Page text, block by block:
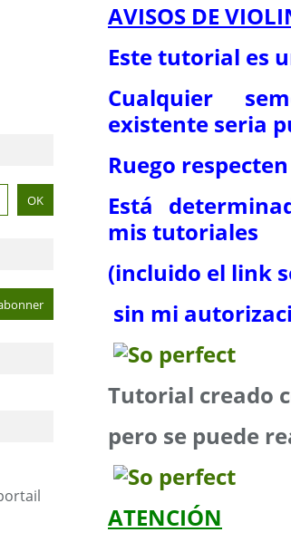
AVISOS DE
Este tutorial es
Cualquier
existente seria
Ruego
Está
mis tutoriales
(incluido el link
sin mi
Tutorial creado
pero se puede
ATENCIÓN